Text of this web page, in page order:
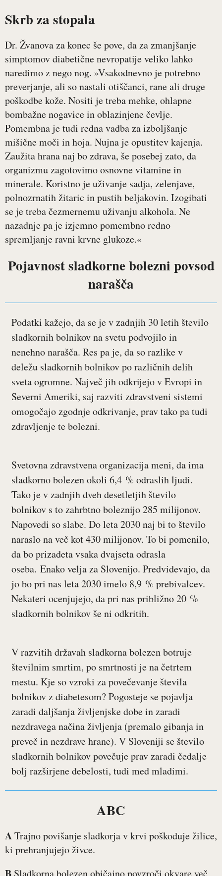
Skrb za stopala
Dr. Žvanova za konec še pove, da za zmanjšanje
simptomov diabetične nevropatije veliko lahko
naredimo z nego nog. »Vsakodnevno je potrebno
preverjanje, ali so nastali otiščanci, rane ali druge
poškodbe kože. Nositi je treba mehke, ohlapne
bombažne nogavice in oblazinjene čevlje.
Pomembna je tudi redna vadba za izboljšanje
mišične moči in hoja. Nujna je opustitev kajenja.
Zaužita hrana naj bo zdrava, še posebej zato, da
organizmu zagotovimo osnovne vitamine in
minerale. Koristno je uživanje sadja, zelenjave,
polnozrnatih žitaric in pustih beljakovin. Izogibati
se je treba čezmernemu uživanju alkohola. Ne
nazadnje pa je izjemno pomembno redno
spremljanje ravni krvne glukoze.«
Pojavnost sladkorne bolezni povsod
narašča
Podatki kažejo, da se je v zadnjih 30 letih število
sladkornih bolnikov na svetu podvojilo in
nenehno narašča. Res pa je, da so razlike v
deležu sladkornih bolnikov po različnih delih
sveta ogromne. Največ jih odkrijejo v Evropi in
Severni Ameriki, saj razviti zdravstveni sistemi
omogočajo zgodnje odkrivanje, prav tako pa tudi
zdravljenje te bolezni.
Svetovna zdravstvena organizacija meni, da ima
sladkorno bolezen okoli 6,4 % odraslih ljudi.
Tako je v zadnjih dveh desetletjih število
bolnikov s to zahrbtno boleznijo 285 milijonov.
Napovedi so slabe. Do leta 2030 naj bi to število
naraslo na več kot 430 milijonov. To bi pomenilo,
da bo prizadeta vsaka dvajseta odrasla
oseba. Enako velja za Slovenijo. Predvidevajo, da
jo bo pri nas leta 2030 imelo 8,9 % prebivalcev.
Nekateri ocenjujejo, da pri nas približno 20 %
sladkornih bolnikov še ni odkritih.
V razvitih državah sladkorna bolezen botruje
številnim smrtim, po smrtnosti je na četrtem
mestu. Kje so vzroki za povečevanje števila
bolnikov z diabetesom? Pogosteje se pojavlja
zaradi daljšanja življenjske dobe in zaradi
nezdravega načina življenja (premalo gibanja in
preveč in nezdrave hrane). V Sloveniji se število
sladkornih bolnikov povečuje prav zaradi čedalje
bolj razširjene debelosti, tudi med mladimi.
ABC
ATrajno povišanje sladkorja v krvi poškoduje žilice,
ki prehranjujejo živce.
Sladkorna bolezen običajno povzroči okvare več